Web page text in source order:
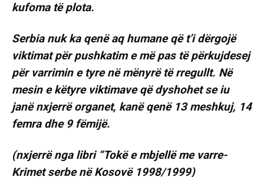
kufoma të plota.
Serbia nuk ka qenë aq humane që t’i dërgojë
viktimat për pushkatim e më pas të përkujdesej
për varrimin e tyre në mënyrë të rregullt. Në
mesin e këtyre viktimave që dyshohet se iu
janë nxjerrë organet, kanë qenë 13 meshkuj, 14
femra dhe 9 fëmijë.
(nxjerrë nga libri “Tokë e mbjellë me varre-
Krimet serbe në Kosovë 1998/1999)